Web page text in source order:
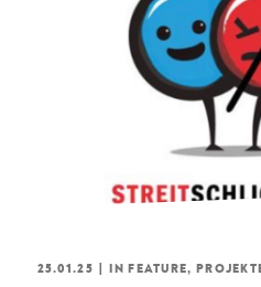
25.01.25 INFEATURE,